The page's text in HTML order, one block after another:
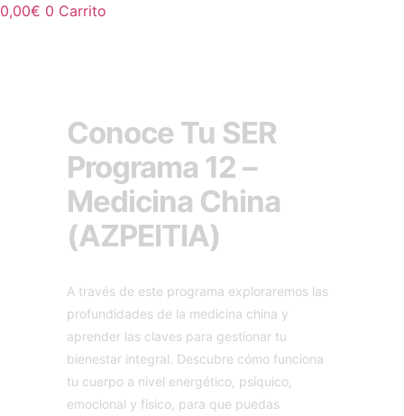
0,00€ 0 Carrito
Conoce Tu SER
Programa 12 –
Medicina China
(AZPEITIA)
A través de este programa exploraremos las
profundidades de la medicina china y
aprender las claves para gestionar tu
bienestar integral. Descubre cómo funciona
tu cuerpo a nivel energético, psíquico,
emocional y físico, para que puedas